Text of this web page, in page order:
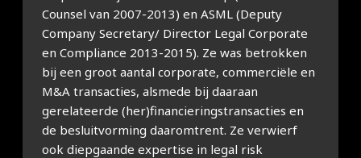
Counsel van 2007-2013) en ASML (Deputy
Company Secretary/ Director Legal Corporate
en Compliance 2013-2015). Ze was betrokken
bij een groot aantal corporate, commerciële en
M&A transacties, alsmede bij daaraan
gerelateerde (her)financieringstransacties en
de besluitvorming daaromtrent. Ze verwierf
ook diepgaande expertise in legal risk